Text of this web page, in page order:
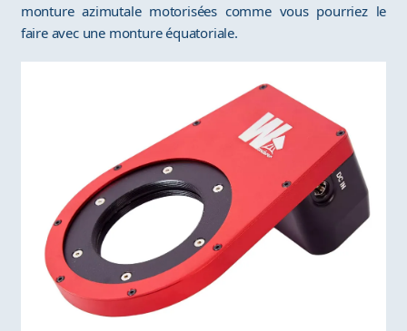
monture azimutale motorisées comme vous pourriez le
faire avec une monture équatoriale.